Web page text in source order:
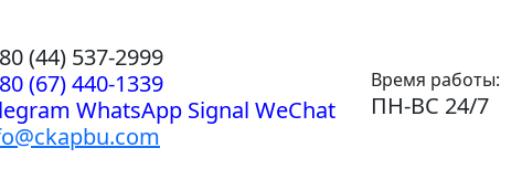
(44) 537-2999
(67) 440-1339
WhatsApp Signal WeChat
Время работы:
ПН-ВС 24/7